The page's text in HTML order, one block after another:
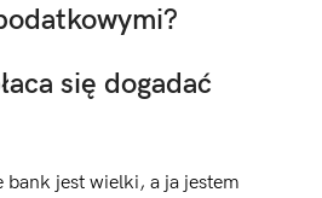
się dogadać
bank jest wielki, a ja jestem